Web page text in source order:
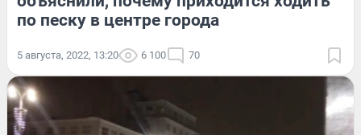
по песку в центре города
5 августа, 2022, 13:20 6 100 70